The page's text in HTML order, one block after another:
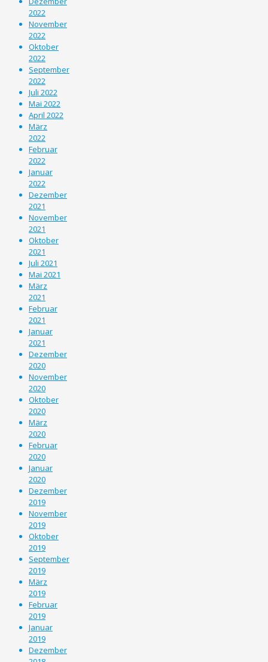
2022
November
2022
Oktober
2022
September
2022
Juli 2022
Mai 2022
April 2022
März
2022
Februar
2022
Januar
2022
Dezember
2021
November
2021
Oktober
2021
Juli 2021
Mai 2021
März
2021
Februar
2021
Januar
2021
Dezember
2020
November
2020
Oktober
2020
März
2020
Februar
2020
Januar
2020
Dezember
2019
November
2019
Oktober
2019
September
2019
März
2019
Februar
2019
Januar
2019
Dezember